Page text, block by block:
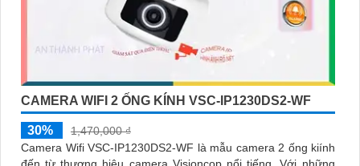
CAMERA WIFI 2 ỐNG KÍNH VSC-IP1230DS2-WF
30%
1,470,000 ₫
Camera Wifi VSC-IP1230DS2-WF là mẫu camera 2 ống kiính